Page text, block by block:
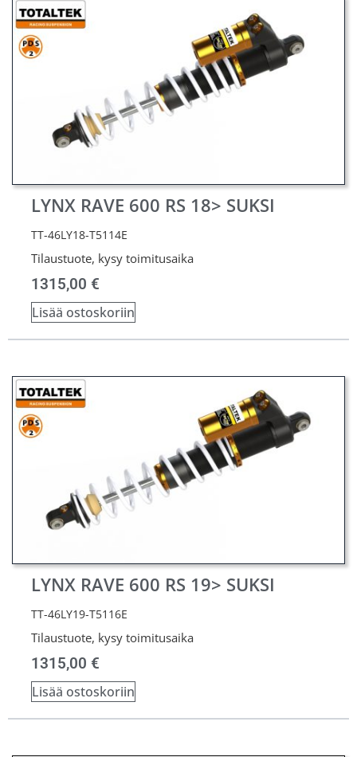
LYNX RAVE 600 RS 18> SUKSI
TT-46LY18-T5114E
Tilaustuote, kysy toimitusaika
1315,00 €
Lisää ostoskoriin
LYNX RAVE 600 RS 19> SUKSI
TT-46LY19-T5116E
Tilaustuote, kysy toimitusaika
1315,00 €
Lisää ostoskoriin